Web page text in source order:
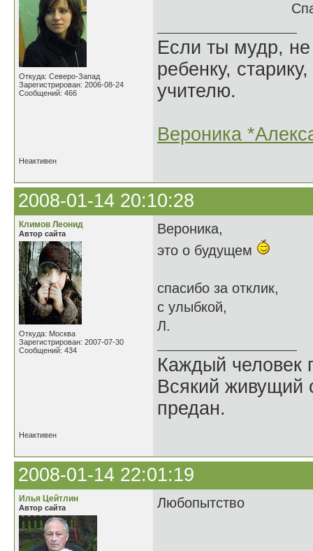
Откуда: Северо-Запад
Зарегистрирован: 2006-08-24
Сообщений: 466
Если ты мудр, не
ребенку,
учителю.
Вероника
Неактивен
2008-01-14 20:10:28
Климов Леонид
Автор сайта
Откуда: Москва
Зарегистрирован: 2007-07-30
Сообщений: 434
Вероника,
это о будущем
спасибо за отклик,
с улыбкой,
Л.
Каждый человек
Всякий живущий
предан.
Неактивен
2008-01-14 22:01:19
Илья Цейтлин
Автор сайта Любопытство